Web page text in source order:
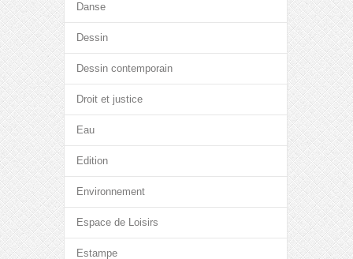
Danse
Dessin
Dessin contemporain
Droit et justice
Eau
Edition
Environnement
Espace de Loisirs
Estampe